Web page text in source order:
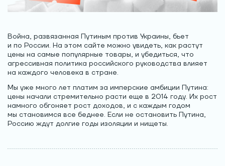
Война, развязанная Путиным против Украины, бьет
и по России. На этом сайте можно увидеть, как растут
цены на самые популярные товары, и убедиться, что
агрессивная политика российского руководства влияет
на каждого человека в стране.
Мы уже много лет платим за имперские амбиции Путина:
цены начали стремительно расти еще в 2014 году. Их рост
намного обгоняет рост доходов, и с каждым годом
мы становимся все беднее. Если не остановить Путина,
Россию ждут долгие годы изоляции и нищеты.